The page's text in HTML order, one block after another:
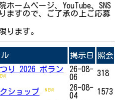
ームページ、YouTube、SNS
ますので、ご了承の上ご応募
ります。
掲示日 照会
り 2026 ボラン
26-08-
06
318
ショップ
26-08-
04
1573